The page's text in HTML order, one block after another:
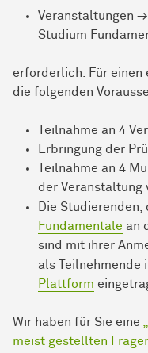
Veranstaltungen
Studium
erforderlich. Für einen
die folgenden
Teilnahme an 4
Erbringung der
Teilnahme an 4
der Veranstaltung
Die
Fundamentale an
sind mit ihrer
als Teilnehmende
Plattform
Wir haben für Sie eine
meist gestellten